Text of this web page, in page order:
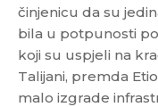
činjenicu da su
bila u potpunosti
koji su uspjeli na
Talijani, premda
malo izgrade